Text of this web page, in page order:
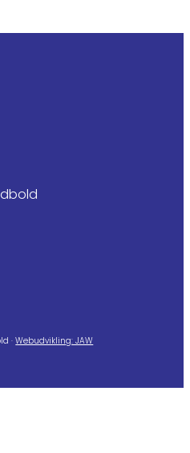
·Webudvikling: JAW